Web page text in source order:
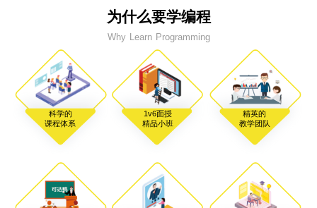
为什么要学编程
Why Learn Programming
科学的
课程体系
1v6面授
精品小班
精英的
教学团队